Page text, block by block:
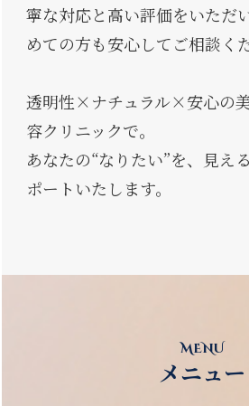
寧な対応と高い評価をいただ
めての方も安心してご相談く
透明性×ナチュラル×安心の
容クリニックで。
あなたの“なりたい”を、見え
ポートいたします。
MENU
メニュー